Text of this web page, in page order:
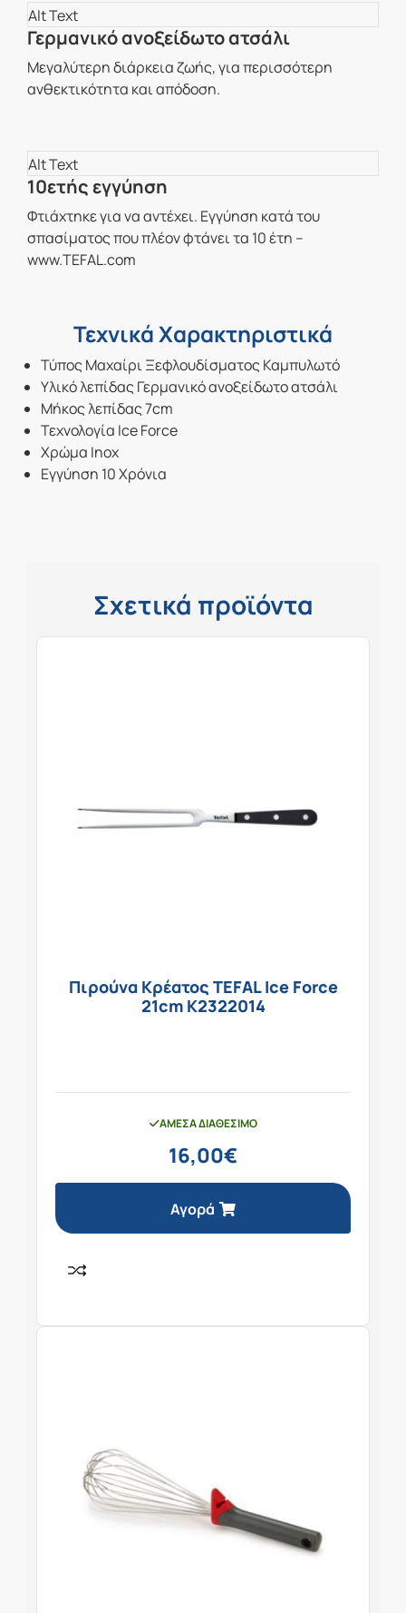
Γερμανικό ανοξείδωτο ατσάλι
Μεγαλύτερη διάρκεια ζωής, για περισσότερη
ανθεκτικότητα και απόδοση.
10ετής εγγύηση
Φτιάχτηκε για να αντέχει. Εγγύηση κατά του
σπασίματος που πλέον φτάνει τα 10 έτη –
www.TEFAL.com
Τεχνικά Χαρακτηριστικά
Τύπος Μαχαίρι Ξεφλουδίσματος Καμπυλωτό
Υλικό λεπίδας Γερμανικό ανοξείδωτο ατσάλι
Μήκος λεπίδας 7cm
Τεχνολογία Ice Force
Χρώμα Inox
Εγγύηση 10 Χρόνια
Σχετικά προϊόντα
Πιρούνα Κρέατος TEFAL Ice Force
21cm K2322014
ΆΜΕΣΑ ΔΙΑΘΈΣΙΜΟ
16,00€
Αγορά